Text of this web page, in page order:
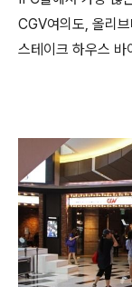
CGV여의도, 올리
스테이크 하우스 바